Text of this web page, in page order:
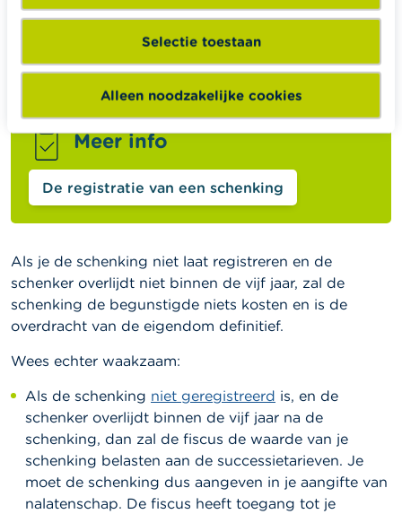
Selectie toestaan
Alleen noodzakelijke cookies
schenking bepaalde lasten en voorwaarden, dan is
je met “voorbehoud van vruchtgebruik”, dan is een
schenking via een notariële akte trouwens verplicht.
Meer info
De registratie van een schenking
Als je de schenking niet laat registreren en de
schenker overlijdt niet binnen de vijf jaar, zal de
schenking de begunstigde niets kosten en is de
overdracht van de eigendom definitief.
Wees echter waakzaam:
Als de schenking niet geregistreerd is, en de
schenker overlijdt binnen de vijf jaar na de
schenking, dan zal de fiscus de waarde van je
schenking belasten aan de successietarieven. Je
moet de schenking dus aangeven in je aangifte van
nalatenschap. De fiscus heeft toegang tot je